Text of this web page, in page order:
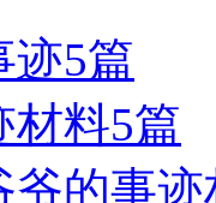
迹5篇
材料5篇
的事